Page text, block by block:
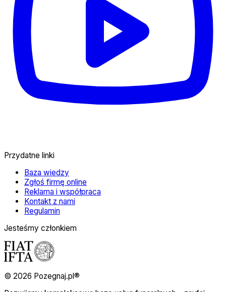
Przydatne linki
Baza wiedzy
Zgłoś firmę online
Reklama i współpraca
Kontakt z nami
Regulamin
Jesteśmy członkiem
© 2026 Pozegnaj.pl®